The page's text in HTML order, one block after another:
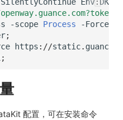
-scope Process -Force
;
https ://static. guance
;
配置，可在安装命令